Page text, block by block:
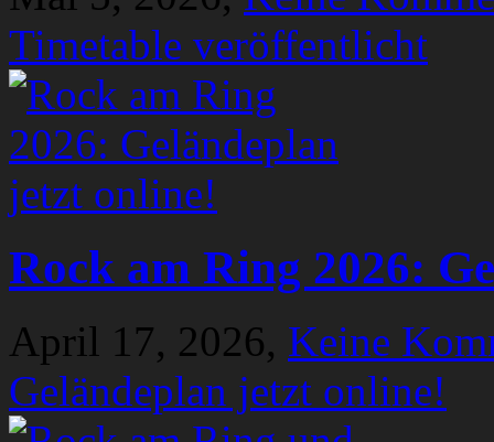
Timetable veröffentlicht
Rock am Ring 2026:
April 17, 2026, Keine
Geländeplan jetzt online!